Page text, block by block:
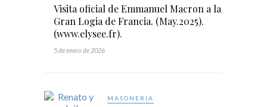
Visita oficial de Emmanuel Macron a la
Gran Logia de Francia. (May.2025).
(www.elysee.fr).
5 de enero de 2026
MASONERÍA